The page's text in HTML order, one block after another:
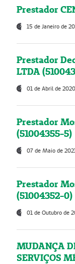
Prestador
15 de Janeiro de
Prestador
LTDA
01 de Abril de 2020
Prestador
(51004355-5)
07 de Maio de
Prestador
(51004352-0)
01 de Outubro de
MUDANÇA
SERVIÇOS